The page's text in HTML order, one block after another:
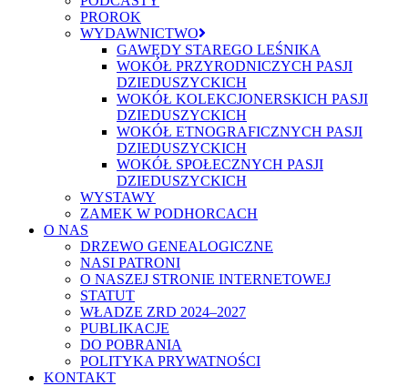
PROROK
WYDAWNICTWO
GAWĘDY STAREGO LEŚNIKA
WOKÓŁ PRZYRODNICZYCH PASJI
DZIEDUSZYCKICH
WOKÓŁ KOLEKCJONERSKICH PASJI
DZIEDUSZYCKICH
WOKÓŁ ETNOGRAFICZNYCH PASJI
DZIEDUSZYCKICH
WOKÓŁ SPOŁECZNYCH PASJI
DZIEDUSZYCKICH
WYSTAWY
ZAMEK W PODHORCACH
O NAS
DRZEWO GENEALOGICZNE
NASI PATRONI
O NASZEJ STRONIE INTERNETOWEJ
STATUT
WŁADZE ZRD 2024–2027
PUBLIKACJE
DO POBRANIA
POLITYKA PRYWATNOŚCI
KONTAKT